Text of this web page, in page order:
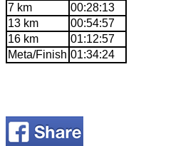
7 km
00:28:13
13 km
00:54:57
16 km
01:12:57
Meta/Finish 01:34:24